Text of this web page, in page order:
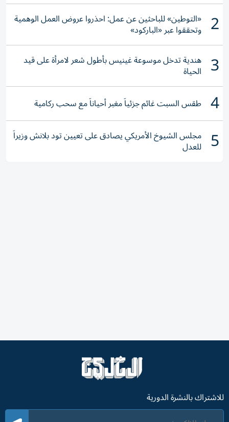
2 «التوطين» للباحثين عن عمل: احذروا عروض العمل الوهمية
وتحققوا عبر «الباركود»
3 هندية تدخل موسوعة غينيس بأطول شعر لامرأة على قيد
الحياة
4 طقس السبت غائم جزئياً مغبر أحياناً مع سحب ركامية
5 مجلس الشيوخ الأمريكي يصادق على تعيين تود بلانش وزيراً
للعدل
للاشتراك بالنشرة الدورية